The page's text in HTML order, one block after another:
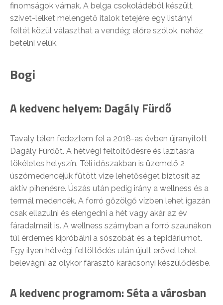
finomságok várnak. A belga csokoládéból készült,
szívet-lelket melengető italok tetejére egy listányi
feltét közül választhat a vendég; előre szólok, nehéz
betelni velük.
Bogi
A kedvenc helyem: Dagály Fürdő
Tavaly télen fedeztem fel a 2018-as évben újranyitott
Dagály Fürdőt. A hétvégi feltöltődésre és lazításra
tökéletes helyszín. Téli időszakban is üzemelő 2
úszómedencéjük fűtött vize lehetőséget biztosít az
aktív pihenésre. Úszás után pedig irány a wellness és a
termál medencék. A forró gőzölgő vízben lehet igazán
csak ellazulni és elengedni a hét vagy akár az év
fáradalmait is. A wellness szárnyban a forró szaunákon
túl érdemes kipróbálni a sószobát és a tepidáriumot.
Egy ilyen hétvégi feltöltődés után újult erővel lehet
belevágni az olykor fárasztó karácsonyi készülődésbe.
A kedvenc programom: Séta a városban